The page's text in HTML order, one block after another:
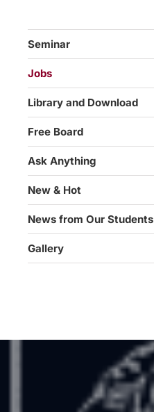
Seminar
Jobs
Library and Download
Free Board
Ask Anything
New & Hot
News from Our Students
Gallery